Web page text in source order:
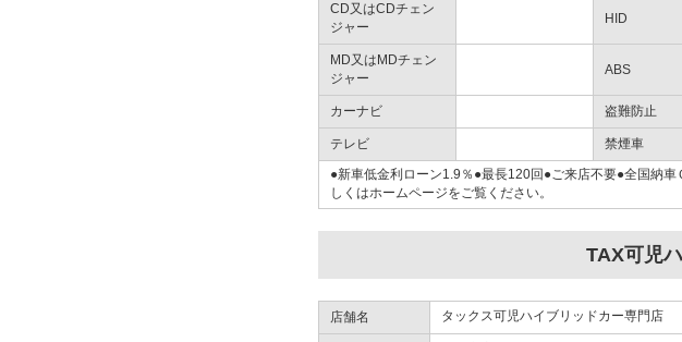
CD又はCDチェン
ジャー
HID
MD又はMDチェン
ジャー
ABS
カーナビ 盗難防止
テレビ
禁煙車
●新車低金利ローン1.9％●最長120回●ご来店不要●全国納
しくはホームページをご覧ください。
TAX可児
店舗名 タックス可児ハイブリッドカー専門店